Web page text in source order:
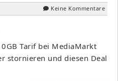
Keine Kommentare
Tarif bei MediaMarkt
stornieren und diesen Deal